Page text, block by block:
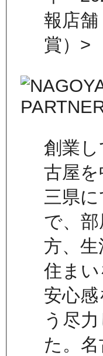
報店
賞）>
創業し
古屋
三県
で、
方、
住ま
安心
う尽
た。